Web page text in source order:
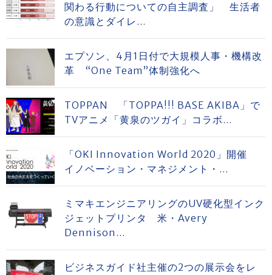
関わる行動についての自主調査」 生活者
の意識とダイレ...
エプソン、4月1日付で大規模人事・機構改
革 “One Team”体制強化へ
TOPPAN 「TOPPA!!! BASE AKIBA」で
TVアニメ「黄泉のツガイ」コラボ...
「OKI Innovation World 2020」開催
イノベーション・マネジメント・...
ミマキエンジニアリングのUV硬化型インク
ジェットプリンタ 米・Avery
Dennison...
ビジネスガイド社主催の2つの展示会をレ